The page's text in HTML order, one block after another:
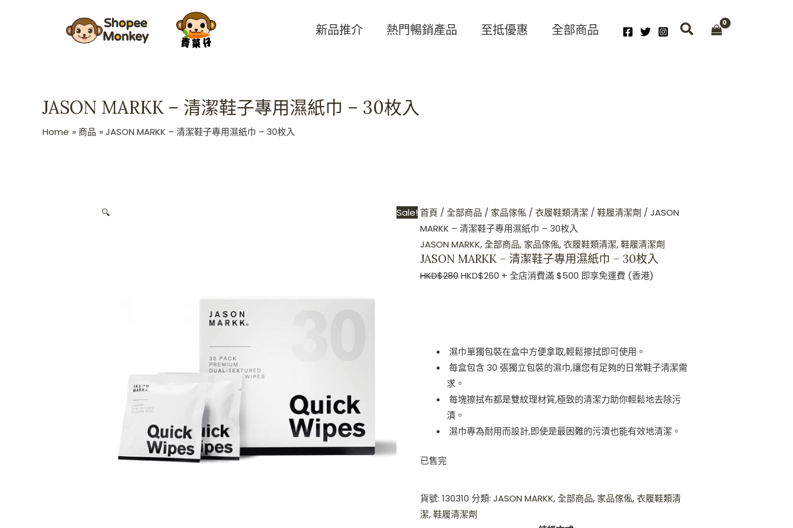
新品推介 熱門暢銷產品 至抵優惠 全部商品
JASON MARKK – 清潔鞋子專用濕紙巾 – 30枚入
Home 商品 JASON MARKK – 清潔鞋子專用濕紙巾 – 30枚入
Sale!
🔍 首頁 / 全部商品 / 家品傢俬 / 衣履鞋類清潔 / 鞋履清潔劑 / JASON
MARKK – 清潔鞋子專用濕紙巾 – 30枚入
JASON MARKK,全部商品, 家品傢俬,衣履鞋類清潔,鞋履清潔劑
JASON MARKK – 清潔鞋子專用濕紙巾 – 30枚入
HKD$280
price
HKD$260
price
is:
+ 全店消費滿 $500 即享免運費 (香港)
濕巾單獨包裝在盒中方便拿取,輕鬆擦拭即可使用。
每盒包含 30 張獨立包裝的濕巾,讓您有足夠的日常鞋子清潔需
求。
每塊擦拭布都是雙紋理材質,極致的清潔力助你輕鬆地去除污
漬。
濕巾專為耐用而設計,即使是最困難的污漬也能有效地清潔。
已售完
貨號: 130310 分類: JASON MARKK,全部商品, 家品傢俬,衣履鞋類清
潔,鞋履清潔劑